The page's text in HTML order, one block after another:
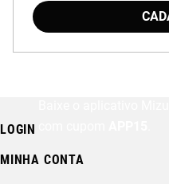
LOGIN
MINHA CONTA